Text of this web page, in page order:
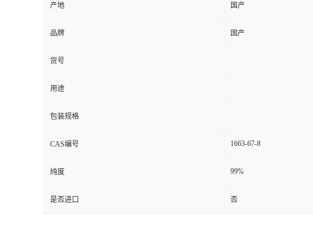
产地 国产
品牌 国产
货号
用途
包装规格
CAS编号 1663-67-8
纯度 99%
是否进口 否